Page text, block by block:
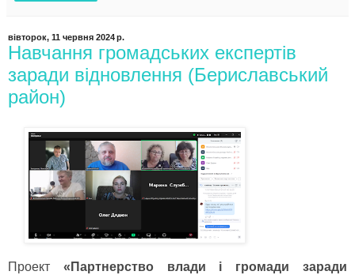
вівторок, 11 червня 2024 р.
Навчання громадських експертів
заради відновлення (Бериславський
район)
Проект «Партнерство влади і громади заради